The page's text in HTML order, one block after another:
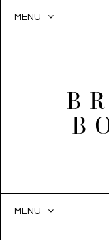
MENU
MENU